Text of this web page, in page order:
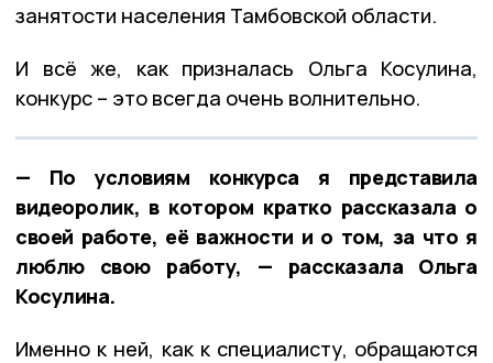
занятости населения Тамбовской области.
И всё же, как призналась Ольга Косулина,
конкурс – это всегда очень волнительно.
— По условиям конкурса я представила
видеоролик, в котором кратко рассказала о
своей работе, её важности и о том, за что я
люблю свою работу, — рассказала Ольга
Косулина.
Именно к ней, как к специалисту, обращаются